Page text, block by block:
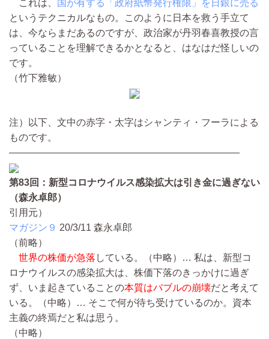
これは、
国が有する「政府紙幣発行権限」を日銀に売る
というテクニカルなもの。このように日本を救う手立て
は、今ならまだあるのですが、政治家が丹羽春喜教授の言
っていることを理解できるかとなると、はなはだ怪しいの
です。
（竹下雅敏）
注）以下、文中の赤字・太字はシャンティ・フーラによる
ものです。
————————————————————————
第83回：新型コロナウイルス感染拡大は引き金に過ぎない
（森永卓郎）
引用元）
マガジン９ 20/3/11 森永卓郎
（前略）
世界の株価が急落 している。 （中略）… 私は、新型コ
ロナウイルスの感染拡大は、株価下落のきっかけに過ぎ
ず、いま起きていることの本質はバブルの崩壊だと考えて
いる。
（中略）… そこで何が待ち受けているのか。資本
主義の終焉だと私は思う。
（中略）